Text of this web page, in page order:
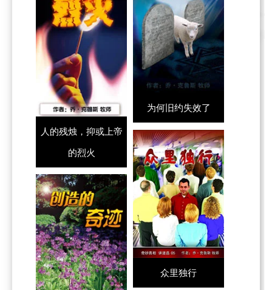
为何旧约失效了
人的残烛，抑或上帝
的烈火
众里独行